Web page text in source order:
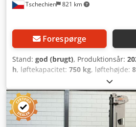
Tschechien 821 km
Forespørge
Stand: god (brugt), Produktionsår:
h, løftekapacitet: 750 kg, løftehøjde:
smalbane-gaffeltruck (stående fører),
palletransport og også til transport
Pris pr. stk. afhentet: kun 12.950,- €
afmontering af masten osv. Pris ved
kun 12.950,- € (netto) pr. stk., inkl.